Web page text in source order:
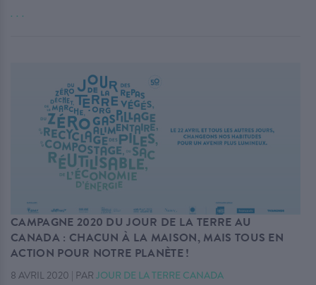
. . .
CAMPAGNE 2020 DU JOUR DE LA TERRE AU
CANADA : CHACUN À LA MAISON, MAIS TOUS EN
ACTION POUR NOTRE PLANÈTE !
8 AVRIL 2020 | PAR JOUR DE LA TERRE CANADA